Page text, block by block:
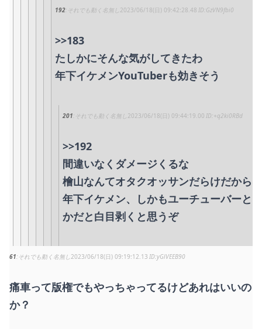
192 それでも動く名無し 2023/06/18(日) 09:42:28.48 GzVN9fbi0
>>183
たしかにそんな気がしてきたわ
年下イケメンYouTuberも効きそう
201 それでも動く名無し 2023/06/18(日) 09:44:19.00 +q2ki0RBd
>>192
間違いなくダメージくるな
檜山なんてオタクオッサンだらけだから
年下イケメン、しかもユーチューバーと
かだと白目剥くと思うぞ
61 それでも動く名無し2023/06/18(日) 09:19:12.13 yGlVEEB90
痛車って版権でもやっちゃってるけどあれはいいの
か？